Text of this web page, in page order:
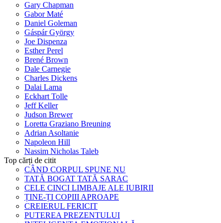
Gary Chapman
Gabor Maté
Daniel Goleman
Gáspár György
Joe Dispenza
Esther Perel
Brené Brown
Dale Carnegie
Charles Dickens
Dalai Lama
Eckhart Tolle
Jeff Keller
Judson Brewer
Loretta Graziano Breuning
Adrian Asoltanie
Napoleon Hill
Nassim Nicholas Taleb
Top cărți de citit
CÂND CORPUL SPUNE NU
TATĂ BOGAT TATĂ SARAC
CELE CINCI LIMBAJE ALE IUBIRII
ȚINE-ȚI COPIII APROAPE
CREIERUL FERICIT
PUTEREA PREZENTULUI